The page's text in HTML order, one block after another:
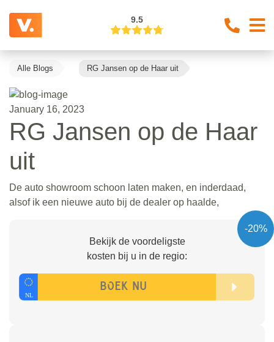
9.5
Alle Blogs RG Jansen op de Haar uit
January 16, 2023
RG Jansen op de Haar
uit
De auto showroom schoon laten maken, en inderdaad,
alsof ik een nieuwe auto bij de dealer op haalde,
-20%
Bekijk de voordeligste
kosten bij u in de regio: